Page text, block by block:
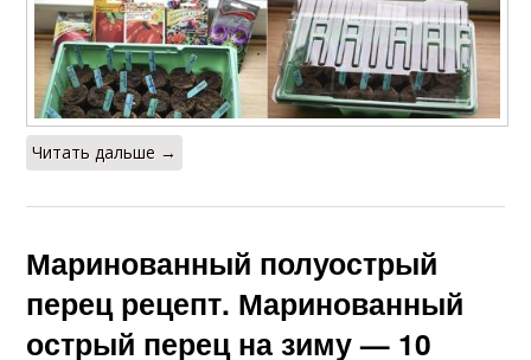
Читать дальше →
Маринованный полуострый
перец рецепт. Маринованный
острый перец на зиму — 10